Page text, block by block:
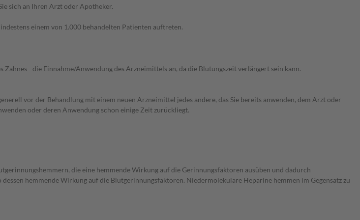
sich an Ihren Arzt oder Apotheker.
einem von 1.000 behandelten Patienten auftreten.
- die Einnahme/Anwendung des Arzneimittels an, da die Blutungszeit verlängert sein kann.
vor der Behandlung mit einem neuen Arzneimittel jedes andere, das Sie bereits anwenden, dem Arzt oder
oder deren Anwendung schon einige Zeit zurückliegt.
die eine hemmende Wirkung auf die Gerinnungsfaktoren ausüben und dadurch
hemmende Wirkung auf die Blutgerinnungsfaktoren. Niedermolekulare Heparine hemmen im Gegensatz zu